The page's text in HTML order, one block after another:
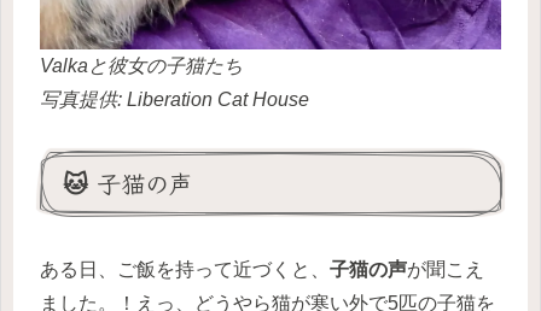
Valkaと彼女の子猫たち
写真提供: Liberation Cat House
🐱 子猫の声
ある日、ご飯を持って近づくと、 子猫の声が聞こえ
ました。！えっ、どうやら猫が寒い外で5匹の子猫を